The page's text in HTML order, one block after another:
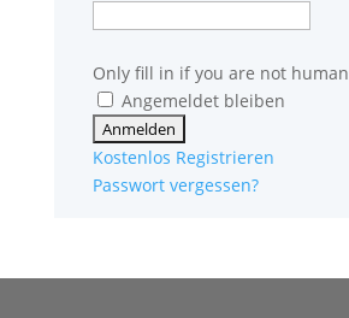
Only fill in if you are not human
Angemeldet bleiben
Kostenlos Registrieren
Passwort vergessen?